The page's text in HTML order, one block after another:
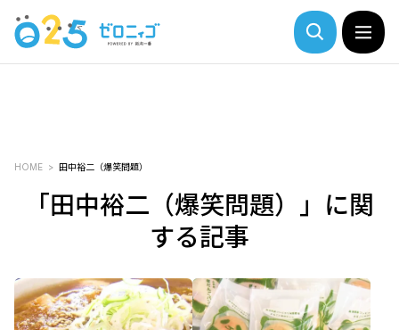
HOME ⽥中裕⼆（爆笑問題）
「⽥中裕⼆（爆笑問題）」に関
する記事